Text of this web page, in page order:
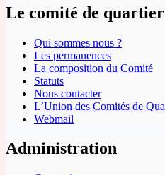
Le comité de quartier
Qui sommes nous ?
Les permanences
La composition du Comité
Statuts
Nous contacter
L’Union des Comités de
Webmail
Administration